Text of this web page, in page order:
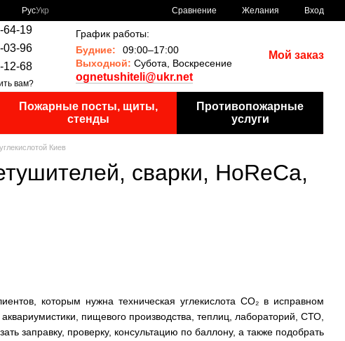
РусУкр Сравнение Желания Вход
64-19
03-96
12-68
вам?
График работы:
Будние:
09:00–17:00
Выходной: Субота, Воскресение
ognetushiteli@ukr.net
Мой заказ
Пожарные посты, щиты,
стенды
Противопожарные
услуги
Киев
сварки, HoReCa,
которым нужна техническая углекислота CO₂ в исправном
пищевого производства, теплиц, лабораторий, СТО,
заправку, проверку, консультацию по баллону, а также подобрать